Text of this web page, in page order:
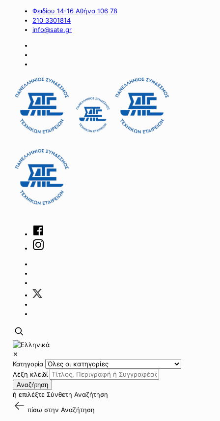
Φειδίου 14-16 Αθήνα 106 78
210 3301814
info@sate.gr
✕
Κατηγορία
Λέξη κλειδί
Αναζήτηση
ή επιλέξτε Σύνθετη Αναζήτηση
πίσω στην Αναζήτηση